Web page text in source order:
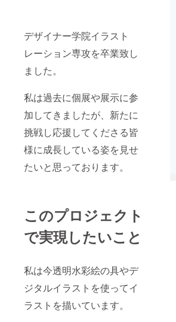
デザイナー学院イラスト
レーション専攻を卒業致し
ました。
私は過去に個展や展示に参
加してきましたが、新たに
挑戦し応援してくださる皆
様に成長している姿を見せ
たいと思っております。
このプロジェクト
で実現したいこと
私は今透明水彩絵の具やデ
ジタルイラストを使ってイ
ラストを描いています。